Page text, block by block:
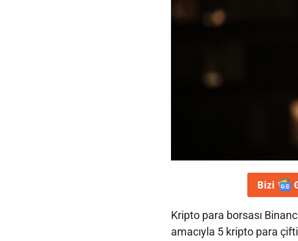
Bizi
Kripto para borsası
amacıyla 5 kripto para